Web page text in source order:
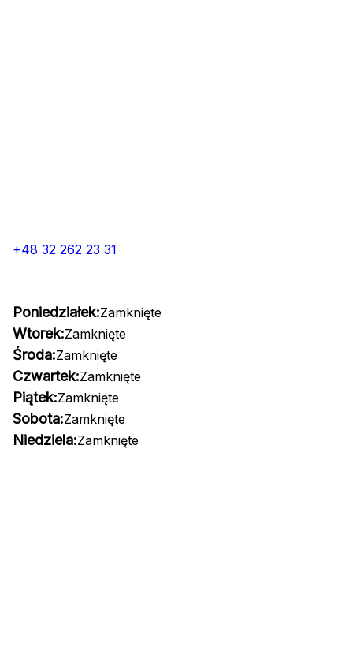
+48 32 262 23 31
Poniedziałek:Zamknięte
Wtorek:Zamknięte
Środa:Zamknięte
Czwartek:Zamknięte
Piątek:Zamknięte
Sobota:Zamknięte
Niedziela:Zamknięte